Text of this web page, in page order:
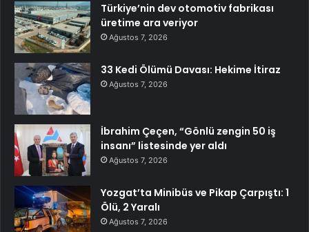
Türkiye’nin dev otomotiv fabrikası
üretime ara veriyor
Ağustos 7, 2026
33 Kedi Ölümü Davası: Hekime İtiraz
Ağustos 7, 2026
İbrahim Çeçen, “Gönlü zengin 50 iş
insanı” listesinde yer aldı
Ağustos 7, 2026
Yozgat’ta Minibüs ve Pikap Çarpıştı: 1
Ölü, 2 Yaralı
Ağustos 7, 2026